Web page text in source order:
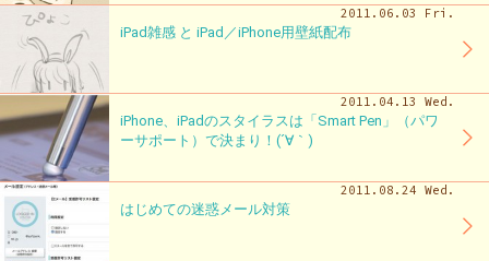
2011.06.03 Fri.
iPad雑感 と iPad／iPhone用壁紙配布
2011.04.13 Wed.
iPhone、iPadのスタイラスは「Smart Pen」（パワ
ーサポート）で決まり！(´∀｀)
2011.08.24 Wed.
はじめての迷惑メール対策